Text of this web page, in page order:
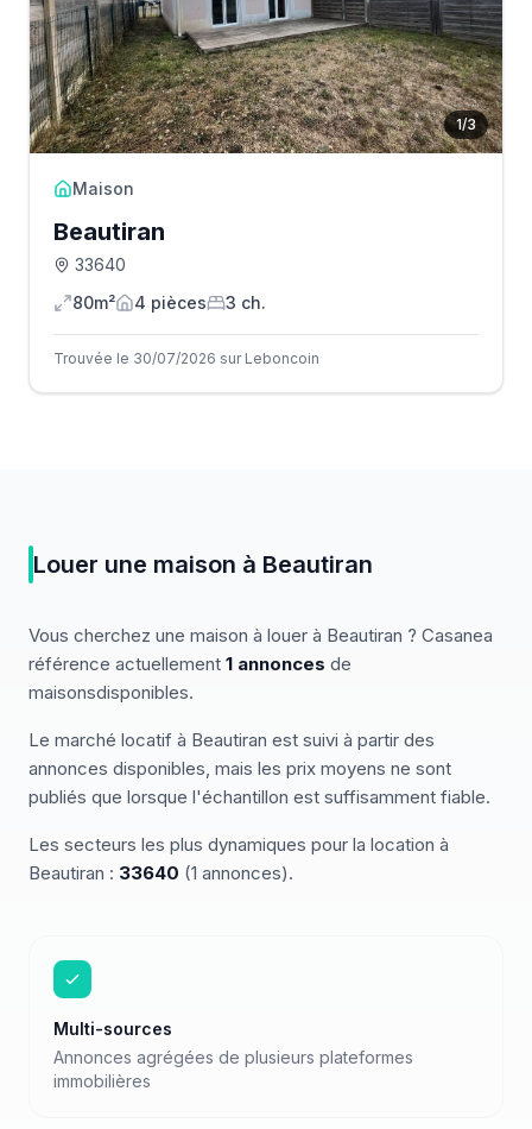
1/3
Maison
Beautiran
33640
80m²
4 pièces 3 ch.
Trouvée le 30/07/2026 sur Leboncoin
Louer une maison à Beautiran
Vous cherchez une maison à louer à Beautiran ? Casanea
référence actuellement 1 annonces de
maisonsdisponibles.
Le marché locatif à Beautiran est suivi à partir des
annonces disponibles, mais les prix moyens ne sont
publiés que lorsque l'échantillon est suffisamment fiable.
Les secteurs les plus dynamiques pour la location à
Beautiran : 33640 (1 annonces).
Multi-sources
Annonces agrégées de plusieurs plateformes
immobilières